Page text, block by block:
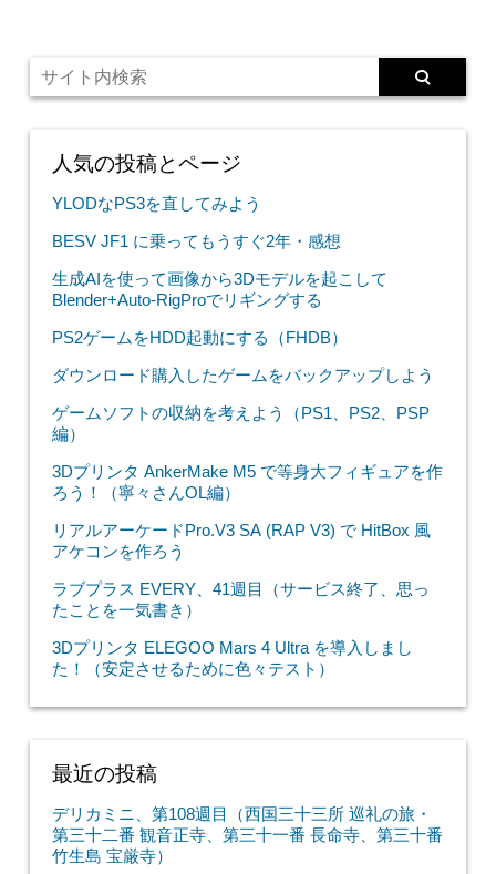
人気の投稿とページ
YLODなPS3を直してみよう
BESV JF1 に乗ってもうすぐ2年・感想
生成AIを使って画像から3Dモデルを起こして
Blender+Auto-RigProでリギングする
PS2ゲームをHDD起動にする（FHDB）
ダウンロード購入したゲームをバックアップしよう
ゲームソフトの収納を考えよう（PS1、PS2、PSP
編）
3Dプリンタ AnkerMake M5 で等身大フィギュアを作
ろう！（寧々さんOL編）
リアルアーケードPro.V3 SA (RAP V3) で HitBox 風
アケコンを作ろう
ラブプラス EVERY、41週目（サービス終了、思っ
たことを一気書き）
3Dプリンタ ELEGOO Mars 4 Ultra を導入しまし
た！（安定させるために色々テスト）
最近の投稿
デリカミニ、第108週目（西国三十三所 巡礼の旅・
第三十二番 観音正寺、第三十一番 長命寺、第三十番
竹生島 宝厳寺）